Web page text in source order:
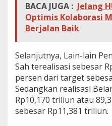
BACA JUGA : Jelang
Optimis Kolaborasi
Berjalan Baik
Selanjutnya, Lain-lain
Sah terealisasi sebesar
persen dari target
Sedangkan realisasi
Rp10,170 triliun atau
sebesar Rp11,381 triliun.